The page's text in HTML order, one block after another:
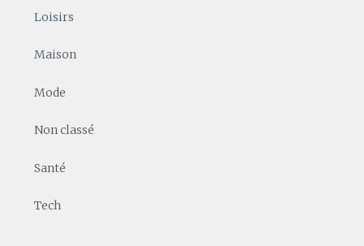
Loisirs
Maison
Mode
Non classé
Santé
Tech